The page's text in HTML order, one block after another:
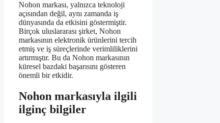
Nohon markası, yalnızca teknoloji
açısından değil, aynı zamanda iş
dünyasında da etkisini göstermiştir.
Birçok uluslararası şirket, Nohon
markasının elektronik ürünlerini tercih
etmiş ve iş süreçlerinde verimliliklerini
artırmıştır. Bu da Nohon markasının
küresel bazdaki başarısını gösteren
önemli bir etkidir.
Nohon markasıyla ilgili
ilginç bilgiler